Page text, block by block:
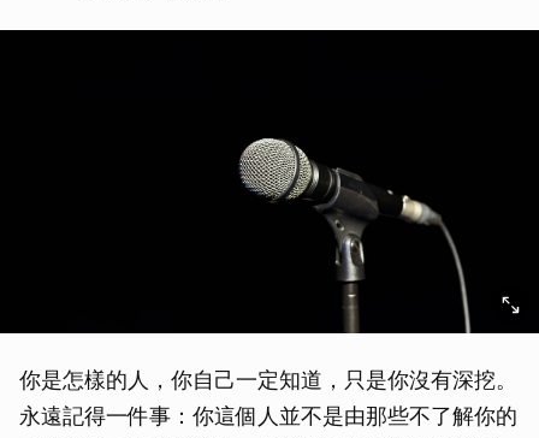
你是怎樣的人，你自己一定知道，只是你沒有深挖。
永遠記得一件事：你這個人並不是由那些不了解你的